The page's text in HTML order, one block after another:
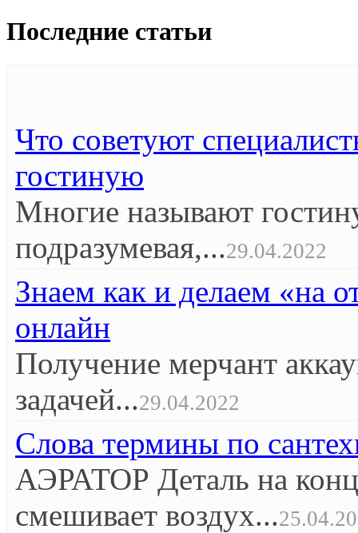
Последние статьи
Что советуют
гостиную
Многие называют
подразумевая,...29.04.2022
Знаем как и делаем «на
онлайн
Получение мерчант
задачей...29.04.2022
Слова термины по
АЭРАТОР Деталь на
смешивает воздух...